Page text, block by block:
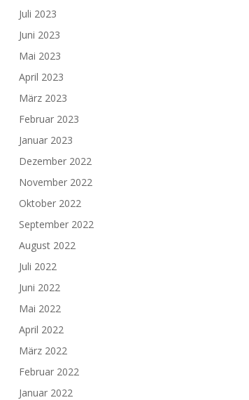
Juli 2023
Juni 2023
Mai 2023
April 2023
März 2023
Februar 2023
Januar 2023
Dezember 2022
November 2022
Oktober 2022
September 2022
August 2022
Juli 2022
Juni 2022
Mai 2022
April 2022
März 2022
Februar 2022
Januar 2022